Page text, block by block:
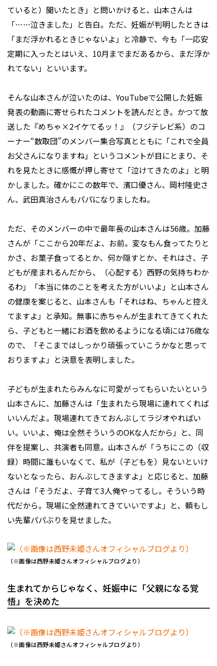
ていると）聞いたとき」と問いかけると、山本さんは
「……泣きました」と告白。ただ、妊娠が判明したときは
「まだ浮かれるときじゃないよ」と冷静で、今も「一応安
定期に入ったとはいえ、10月までまだあるから、まだ浮か
れてない」といいます。
そんな山本さんが泣いたのは、YouTubeで公開した妊娠
発表の動画に寄せられたコメントを読んだとき。かつて放
送した『めちゃ×2イケてるッ！』（フジテレビ系）のコ
ーナー“数取団”のメンバー集合写真とともに「これで全員
お父さんになりますね」というコメントが目にとまり、そ
れを見たときに感慨が押し寄せて「泣けてきたのよ」と明
かしました。確かにこの数年で、濱口優さん、岡村隆史さ
ん、武田真治さんもパパになりましたね。
ただ、そのメンバーの中で最年長の山本さんは56歳。加藤
さんが「ここから20年だよ、お前。変なもん食ってたりと
かさ、お菓子食ってるとか、何か隠すとか、それはさ、子
どもが産まれるんだから、（心配する）西野の気持ちわか
るわ」「本当に体のことを考えた方がいいよ」と山本さん
の健康を案じると、山本さんも「それはね、ちゃんと控え
てますよ」と承知。無事に赤ちゃんが生まれてきてくれた
ら、子どもと一緒にお酒を飲めるようになる頃には76歳な
ので、「そこまではしっかり頑張っていこうかなと思って
おりますよ」と決意を表明しました。
子どもが生まれたらみんなに可愛がってもらいたいという
山本さんに、加藤さんは「生まれたら現場に連れてくれば
いいんだよ。現場連れてきておんぶしてラジオやればい
い。いいよ、俺は全然そういうのOKな人だから」と、同
伴を提案し、共演者も同意。山本さんが「うちにこの（収
録）時間に誰もいなくて、私が（子どもを）見ないといけ
ないとなったら、おんぶしてきますよ」と応じると、加藤
さんは「そうだよ、子育て3人俺やってるし。そういう時
代だから。現場に全然連れてきていいですよ」と、頼もし
い先輩パパぶりを見せました。
（※画像は西野未姫さんオフィシャルブログより）
生まれてからじゃなく、妊娠中に「父親になる覚
悟」を決めた
（※画像は西野未姫さんオフィシャルブログより）